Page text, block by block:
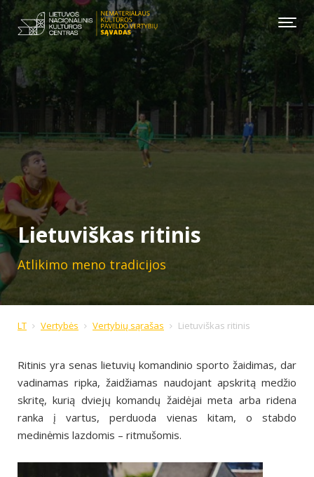
Lietuviškas ritinis
Atlikimo meno tradicijos
LT Vertybės Vertybių sąrašas Lietuviškas ritinis
Ritinis yra senas lietuvių komandinio sporto žaidimas, dar
vadinamas ripka, žaidžiamas naudojant apskritą medžio
skritę, kurią dviejų komandų žaidėjai meta arba ridena
ranka į vartus, perduoda vienas kitam, o stabdo
medinėmis lazdomis – ritmušomis.